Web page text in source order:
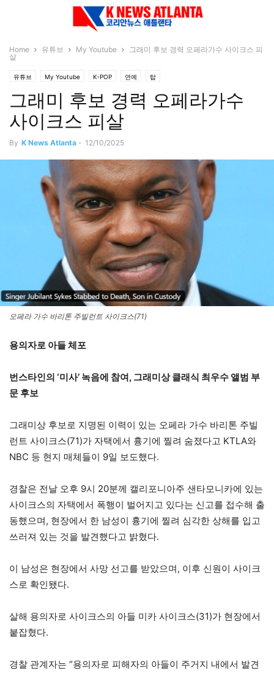
Home 유튜브 My Youtube
그래미 후보 경력 오페라가수 사이크스 피
살
유튜브 My Youtube K-POP 연예 탑
그래미 후보 경력 오페라가수
사이크스 피살
By K News Atlanta - 12/10/2025
오페라 가수 바리톤 주빌런트 사이크스(71)
용의자로 아들 체포
번스타인의 ‘미사’ 녹음에 참여, 그래미상 클래식 최우수 앨범 부
문 후보
그래미상 후보로 지명된 이력이 있는 오페라 가수 바리톤 주빌
런트 사이크스(71)가 자택에서 흉기에 찔려 숨졌다고 KTLA와
NBC 등 현지 매체들이 9일 보도했다.
경찰은 전날 오후 9시 20분께 캘리포니아주 샌타모니카에 있는
사이크스의 자택에서 폭행이 벌어지고 있다는 신고를 접수해 출
동했으며, 현장에서 한 남성이 흉기에 찔려 심각한 상해를 입고
쓰러져 있는 것을 발견했다고 밝혔다.
이 남성은 현장에서 사망 선고를 받았으며, 이후 신원이 사이크
스로 확인됐다.
살해 용의자로 사이크스의 아들 미카 사이크스(31)가 현장에서
붙잡혔다.
경찰 관계자는 “용의자로 피해자의 아들이 주거지 내에서 발견